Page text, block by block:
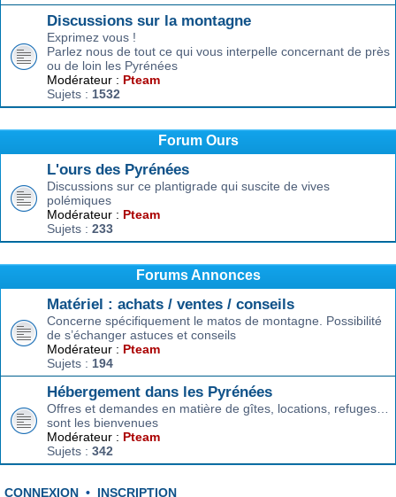
Discussions sur la montagne
Exprimez vous !
Parlez nous de tout ce qui vous interpelle concernant de près
ou de loin les Pyrénées
Modérateur : Pteam
Sujets : 1532
Forum Ours
L'ours des Pyrénées
Discussions sur ce plantigrade qui suscite de vives
polémiques
Modérateur : Pteam
Sujets : 233
Forums Annonces
Matériel : achats / ventes / conseils
Concerne spécifiquement le matos de montagne. Possibilité
de s’échanger astuces et conseils
Modérateur : Pteam
Sujets : 194
Hébergement dans les Pyrénées
Offres et demandes en matière de gîtes, locations, refuges…
sont les bienvenues
Modérateur : Pteam
Sujets : 342
CONNEXION • INSCRIPTION